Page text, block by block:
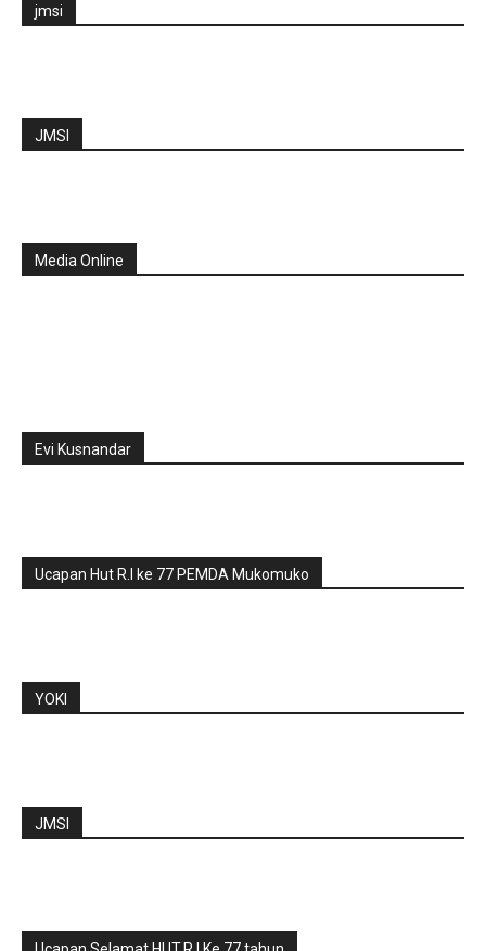
jmsi
JMSI
Media Online
Evi Kusnandar
Ucapan Hut R.I ke 77 PEMDA Mukomuko
YOKI
JMSI